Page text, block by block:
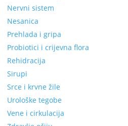
Nervni sistem
Nesanica
Prehlada i gripa
Probiotici i crijevna flora
Rehidracija
Sirupi
Srce i krvne žile
Urološke tegobe
Vene i cirkulacija